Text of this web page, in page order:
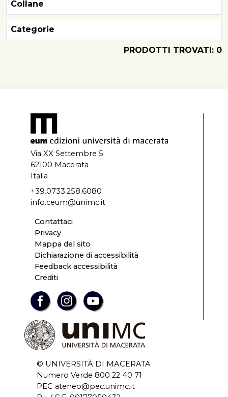
Collane
Categorie
PRODOTTI TROVATI: 0
Via XX Settembre 5
62100 Macerata
Italia
+39.0733.258.6080
info.ceum@unimc.it
Contattaci
Privacy
Mappa del sito
Dichiarazione di accessibilità
Feedback accessibilità
Crediti
© UNIVERSITÀ DI MACERATA
Numero Verde 800 22 40 71
PEC ateneo@pec.unimc.it